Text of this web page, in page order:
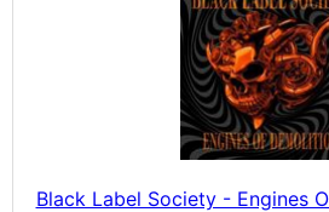
Black Label Society - Engines